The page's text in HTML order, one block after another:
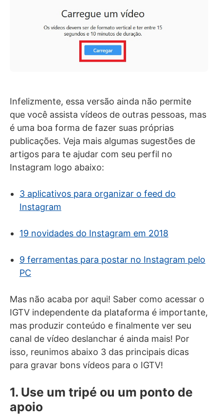
Infelizmente, essa versão ainda não permite
que você assista vídeos de outras pessoas, mas
é uma boa forma de fazer suas próprias
publicações. Veja mais algumas sugestões de
artigos para te ajudar com seu perfil no
Instagram logo abaixo:
3 aplicativos para organizar o feed do
Instagram
19 novidades do Instagram em 2018
9 ferramentas para postar no Instagram pelo
PC
Mas não acaba por aqui! Saber como acessar o
IGTV independente da plataforma é importante,
mas produzir conteúdo e finalmente ver seu
canal de vídeo deslanchar é ainda mais! Por
isso, reunimos abaixo 3 das principais dicas
para gravar bons vídeos para o IGTV!
1. Use um tripé ou um ponto de
apoio